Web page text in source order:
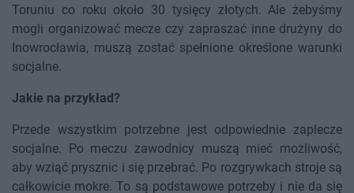
Toruniu co roku około 30 tysięcy złotych. Ale żebyśmy
mogli organizować mecze czy zapraszać inne drużyny do
Inowrocławia, muszą zostać spełnione określone warunki
socjalne.
Jakie na przykład?
Przede wszystkim potrzebne jest odpowiednie zaplecze
socjalne. Po meczu zawodnicy muszą mieć możliwość,
aby wziąć prysznic i się przebrać. Po rozgrywkach stroje są
całkowicie mokre. To są podstawowe potrzeby i nie da się